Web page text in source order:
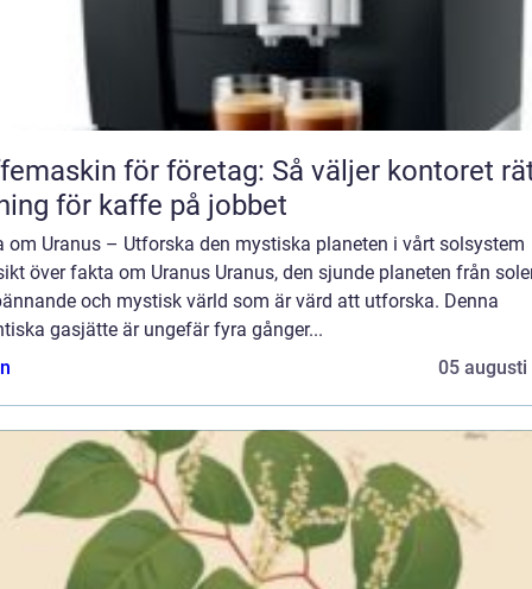
för företag: Så väljer kontoret
för kaffe på jobbet
om Uranus – Utforska den mystiska planeten i vårt solsystem
över fakta om Uranus Uranus, den sjunde planeten från
och mystisk värld som är värd att utforska. Denna
gasjätte är ungefär fyra gånger...
05 augusti